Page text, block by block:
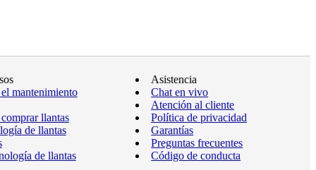
mantenimiento
llantas
de llantas
de llantas
Asistencia
Chat en vivo
Atención al cliente
Política de privacidad
Garantías
Preguntas frecuentes
Código de conducta